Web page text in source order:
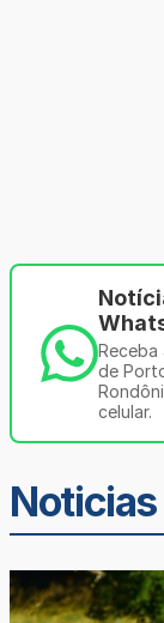
Receba
de
celular.
Noticias